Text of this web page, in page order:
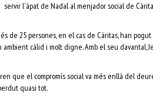
servir l'àpat de Nadal al menjador social de
de 25 persones, en el cas de Càritas, han
càlid i molt digne. Amb el seu davantal,
que el compromís social va més enllà del
quasi tot.